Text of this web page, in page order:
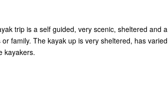
trip is a self guided, very scenic, sheltered and a
family. The kayak up is very sheltered, has varied
kayakers.